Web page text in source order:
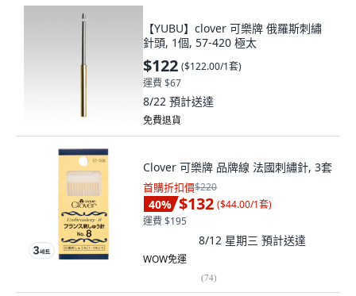
【YUBU】clover 可樂牌 俄羅斯刺繡
針頭, 1個, 57-420 極太
$122 ($122.00/1套)
運費 $67
8/22 預計送達
免費退貨
Clover 可樂牌 品牌線 法國刺繡針, 3套
首購折扣價$220
40% $132 ($44.00/1套)
運費 $195
8/12 星期三 預計送達
WOW免運
(74)